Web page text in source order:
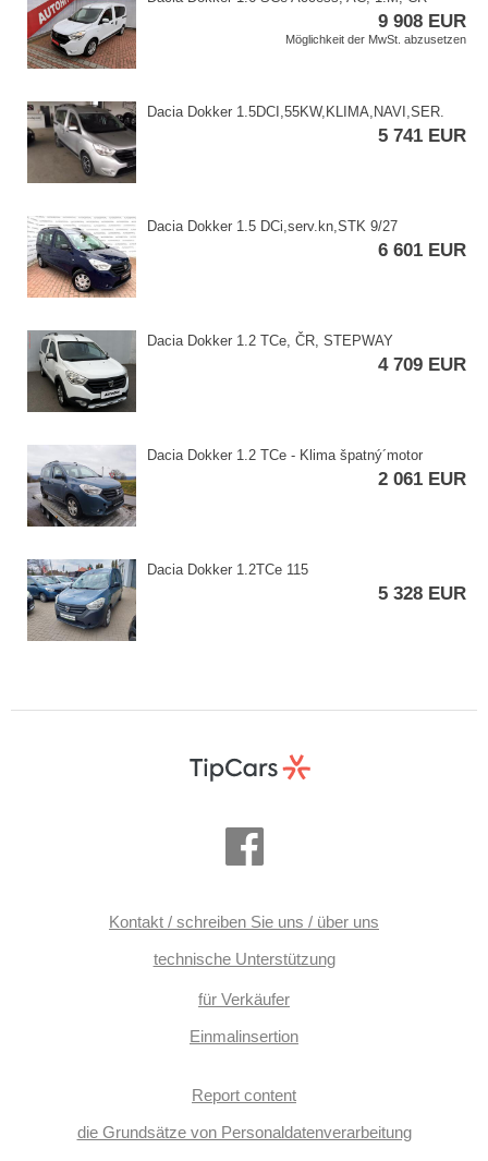
9 908 EUR
Möglichkeit der MwSt. abzusetzen
Dacia Dokker 1.5DCI,​55KW,​KLIMA,​NAVI,​SER.
5 741 EUR
Dacia Dokker 1.5 DCi,​serv.kn,​STK 9/27
6 601 EUR
Dacia Dokker 1.2 TCe,​ ČR,​ STEPWAY
4 709 EUR
Dacia Dokker 1.2 TCe ​- Klima špatný´motor
2 061 EUR
Dacia Dokker 1.2TCe 115
5 328 EUR
Kontakt / schreiben Sie uns / über uns
technische Unterstützung
für Verkäufer
Einmalinsertion
Report content
die Grundsätze von Personaldatenverarbeitung